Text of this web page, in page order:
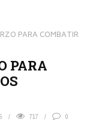
PARA COMBATIR
PARA
717 0